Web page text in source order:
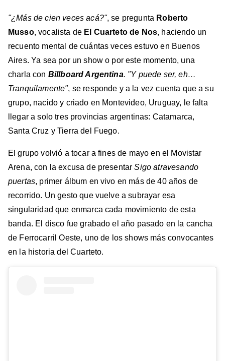
"¿Más de cien veces acá?", se pregunta Roberto
Musso, vocalista de El Cuarteto de Nos, haciendo un
recuento mental de cuántas veces estuvo en Buenos
Aires. Ya sea por un show o por este momento, una
charla con Billboard Argentina. "Y puede ser, eh…
Tranquilamente", se responde y a la vez cuenta que a su
grupo, nacido y criado en Montevideo, Uruguay, le falta
llegar a solo tres provincias argentinas: Catamarca,
Santa Cruz y Tierra del Fuego.
El grupo volvió a tocar a fines de mayo en el Movistar
Arena, con la excusa de presentarSigo atravesando
puertas, primer álbum en vivo en más de 40 años de
recorrido. Un gesto que vuelve a subrayar esa
singularidad que enmarca cada movimiento de esta
banda. El disco fue grabado el año pasado en la cancha
de Ferrocarril Oeste, uno de los shows más convocantes
en la historia del Cuarteto.